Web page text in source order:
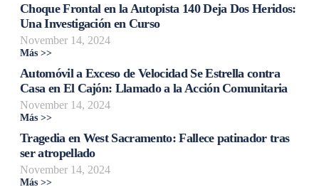
Choque Frontal en la Autopista 140 Deja Dos Heridos:
Una Investigación en Curso
November 14, 2024
Más >>
Automóvil a Exceso de Velocidad Se Estrella contra
Casa en El Cajón: Llamado a la Acción Comunitaria
November 14, 2024
Más >>
Tragedia en West Sacramento: Fallece patinador tras
ser atropellado
November 14, 2024
Más >>